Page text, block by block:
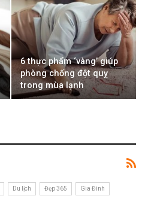
6 thực phẩm ‘vàng’ giúp
phòng chống đột quỵ
trong mùa lạnh
Du lịch Đẹp 365 Gia Đình